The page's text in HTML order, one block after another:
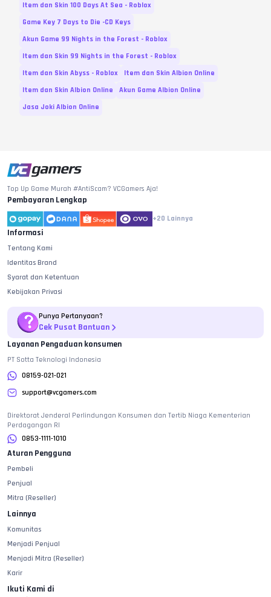
Lunar Blessing Rp.136.300
Yearly Card
Variasi dan Harga diperbarui pada Agustus
Item dan Skin 100 Days At Sea - Roblox
Game Key 7 Days to Die -CD Keys
Akun Game 99 Nights in the Forest - Roblox
Item dan Skin 99 Nights in the Forest - Roblox
Item dan Skin Abyss - Roblox
Item dan Skin Albion Online
Item dan Skin Albion Online
Akun Game Albion Online
Jasa Joki Albion Online
Top Up Game Murah #AntiScam? VCGamers Aja!
Pembayaran Lengkap
+20 Lainnya
Informasi
Tentang Kami
Identitas Brand
Syarat dan Ketentuan
Kebijakan Privasi
Punya Pertanyaan?
Cek Pusat Bantuan
Layanan Pengaduan konsumen
PT Sotta Teknologi Indonesia
08159-021-021
support@vcgamers.com
Direktorat Jenderal Perlindungan Konsumen dan Tertib Niaga Kementerian
Perdagangan RI
0853-1111-1010
Aturan Pengguna
Pembeli
Penjual
Mitra (Reseller)
Lainnya
Komunitas
Menjadi Penjual
Menjadi Mitra (Reseller)
Karir
Ikuti Kami di